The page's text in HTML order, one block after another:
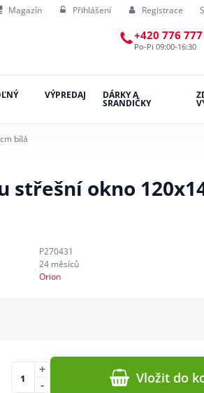
Magazín Přihlášení Registrace
+420 776
Po-Pi 09:00-16:30
VÝPREDAJ DÁRKY A
SRANDIČKY
bílá
střešní okno
P270431
24 měsíců
Orion
-
+ Vložit do